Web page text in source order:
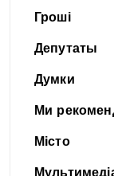
Гроші
Депутаты
Думки
Ми
Місто